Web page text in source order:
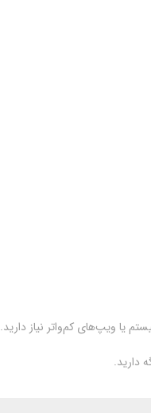
یا ویپ‌های کم‌واتر نیاز دارید.
دارید.